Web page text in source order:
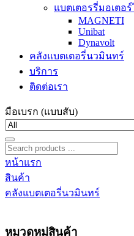
แบตเตอรรี่มอเตอ
MAGNETI
Unibat
Dynavolt
คลังแบตเตอรี่นวมินทร์
บริการ
ติดต่อเรา
มือเบรก (แบบสับ)
หน้าแรก
สินค้า
คลังแบตเตอรี่นวมินทร์
หมวดหมู่สินค้า